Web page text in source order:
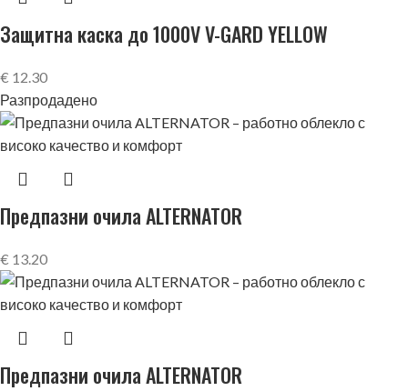
Защитна каска до 1000V V-GARD YELLOW
€ 12.30
Разпродадено
Предпазни очила ALTERNATOR
€ 13.20
Предпазни очила ALTERNATOR